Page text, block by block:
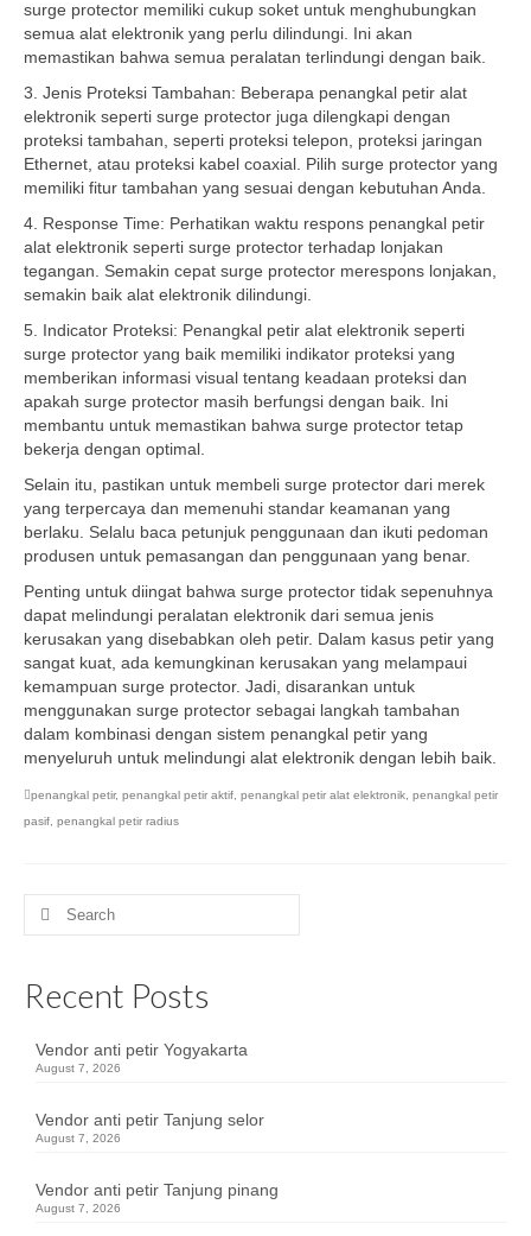
surge protector memiliki cukup soket untuk menghubungkan
semua alat elektronik yang perlu dilindungi. Ini akan
memastikan bahwa semua peralatan terlindungi dengan baik.
3. Jenis Proteksi Tambahan: Beberapa penangkal petir alat
elektronik seperti surge protector juga dilengkapi dengan
proteksi tambahan, seperti proteksi telepon, proteksi jaringan
Ethernet, atau proteksi kabel coaxial. Pilih surge protector yang
memiliki fitur tambahan yang sesuai dengan kebutuhan Anda.
4. Response Time: Perhatikan waktu respons penangkal petir
alat elektronik seperti surge protector terhadap lonjakan
tegangan. Semakin cepat surge protector merespons lonjakan,
semakin baik alat elektronik dilindungi.
5. Indicator Proteksi: Penangkal petir alat elektronik seperti
surge protector yang baik memiliki indikator proteksi yang
memberikan informasi visual tentang keadaan proteksi dan
apakah surge protector masih berfungsi dengan baik. Ini
membantu untuk memastikan bahwa surge protector tetap
bekerja dengan optimal.
Selain itu, pastikan untuk membeli surge protector dari merek
yang terpercaya dan memenuhi standar keamanan yang
berlaku. Selalu baca petunjuk penggunaan dan ikuti pedoman
produsen untuk pemasangan dan penggunaan yang benar.
Penting untuk diingat bahwa surge protector tidak sepenuhnya
dapat melindungi peralatan elektronik dari semua jenis
kerusakan yang disebabkan oleh petir. Dalam kasus petir yang
sangat kuat, ada kemungkinan kerusakan yang melampaui
kemampuan surge protector. Jadi, disarankan untuk
menggunakan surge protector sebagai langkah tambahan
dalam kombinasi dengan sistem penangkal petir yang
menyeluruh untuk melindungi alat elektronik dengan lebih baik.
penangkal petir, penangkal petir aktif penangkal petir alat elektronik penangkal petir
pasif penangkal petir radius
Search
Recent Posts
Vendor anti petir Yogyakarta
August 7, 2026
Vendor anti petir Tanjung selor
August 7, 2026
Vendor anti petir Tanjung pinang
August 7, 2026